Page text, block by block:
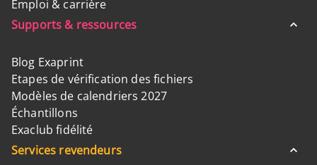
Emploi & carrière
Supports & ressources
Blog Exaprint
Etapes de vérification des fichiers
Modèles de calendriers 2027
Échantillons
Exaclub fidélité
Services revendeurs